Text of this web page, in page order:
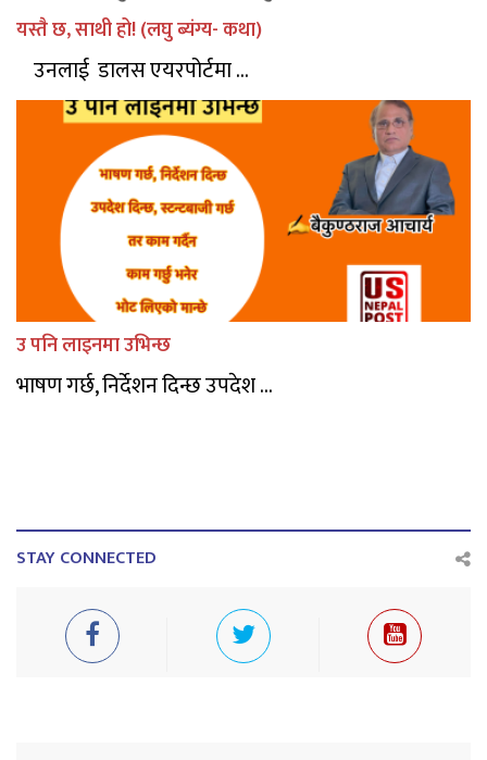
यस्तै छ, साथी हो! (लघु ब्यंग्य- कथा)
उनलाई डालस एयरपोर्टमा ...
उ पनि लाइनमा उभिन्छ
भाषण गर्छ, निर्देशन दिन्छ उपदेश ...
STAY CONNECTED